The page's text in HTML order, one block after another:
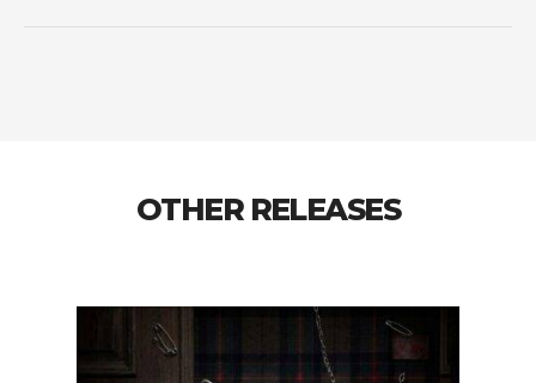
OTHER RELEASES